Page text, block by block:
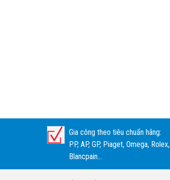
Gia công theo tiêu chuẩn hãng:
PP, AP, GP, Piaget, Omega, Rolex,
Blancpain...